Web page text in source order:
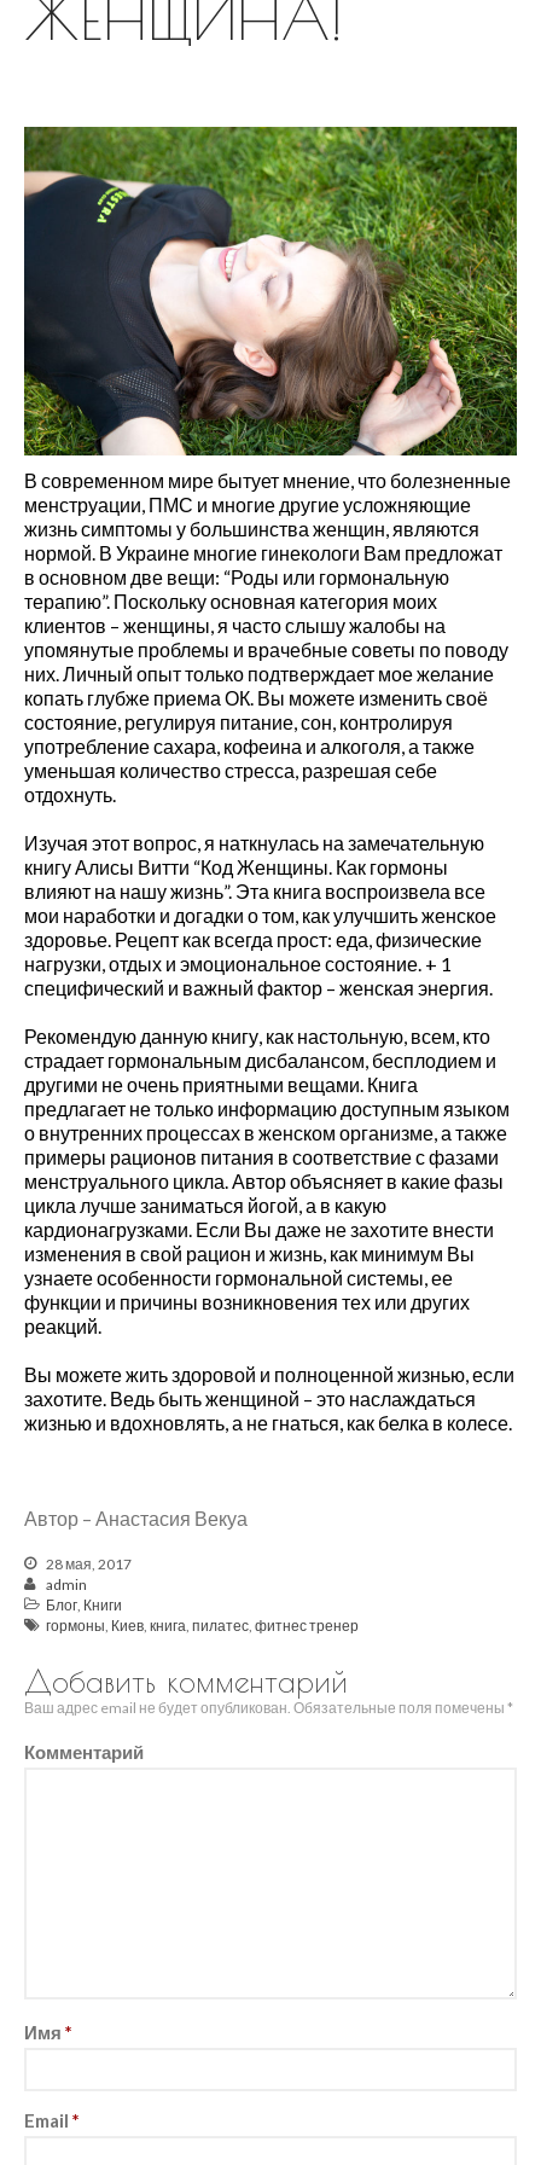
Русский
Русский
Как расслабить диафрагму?
Как вернуть чувствительность
живота?
ПРИНЦИПЫ РЕГУЛЯРНЫХ
ТРЕНИРОВОК (можно
Практика заземления.
Аудионастройка
Упражнение для снятия
напряжения с мышц глаз.
Почему болит шея во время
упражнений на пресс? |
Персональный тренер
пилатес Киевк записиКачаю
пресс – болит шея
животк записиПилатес на
реформере – волшебство
движения
Сдерживаться – вредно! |Тело
- хранилище норм
Пилатес на тренажере Wunda
Chair
Обогащенная среда. Как
Стимулы средык записи
Пилатес на тренажере Wunda
Chair
Программа оздоровления “10
шагов Гуа Ша” поддержка
организму
ВРЕДНАЯ
ПРИВЫЧКА — ХОЗЯИН ИЛИ
РАБ?
Февраль 2022
Сентябрь 2021
Август 2021
Август 2020
Июнь 2020
ЖЕНЩИНА!
В современном мире бытует мнение, что болезненные
менструации, ПМС и многие другие усложняющие
жизнь симптомы у большинства женщин, являются
нормой. В Украине многие гинекологи Вам предложат
в основном две вещи: “Роды или гормональную
терапию”. Поскольку основная категория моих
клиентов – женщины, я часто слышу жалобы на
упомянутые проблемы и врачебные советы по поводу
них. Личный опыт только подтверждает мое желание
копать глубже приема ОК. Вы можете изменить своё
состояние, регулируя питание, сон, контролируя
употребление сахара, кофеина и алкоголя, а также
уменьшая количество стресса, разрешая себе
отдохнуть.
Изучая этот вопрос, я наткнулась на замечательную
книгу Алисы Витти “Код Женщины. Как гормоны
влияют на нашу жизнь”. Эта книга воспроизвела все
мои наработки и догадки о том, как улучшить женское
здоровье. Рецепт как всегда прост: еда, физические
нагрузки, отдых и эмоциональное состояние. + 1
специфический и важный фактор – женская энергия.
Рекомендую данную книгу, как настольную, всем, кто
страдает гормональным дисбалансом, бесплодием и
другими не очень приятными вещами. Книга
предлагает не только информацию доступным языком
о внутренних процессах в женском организме, а также
примеры рационов питания в соответствие с фазами
менструального цикла. Автор объясняет в какие фазы
цикла лучше заниматься йогой, а в какую
кардионагрузками. Если Вы даже не захотите внести
изменения в свой рацион и жизнь, как минимум Вы
узнаете особенности гормональной системы, ее
функции и причины возникновения тех или других
реакций.
Вы можете жить здоровой и полноценной жизнью, если
захотите. Ведь быть женщиной – это наслаждаться
жизнью и вдохновлять, а не гнаться, как белка в колесе.
Автор – Анастасия Векуа
28 мая, 2017
admin
Блог, Книги
гормоны, Киев, книга, пилатес, фитнес тренер
Добавить комментарий
Ваш адрес email не будет опубликован. Обязательные поля помечены *
Комментарий
Имя *
Email *